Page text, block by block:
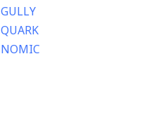
GULLY
QUARK
NOMIC